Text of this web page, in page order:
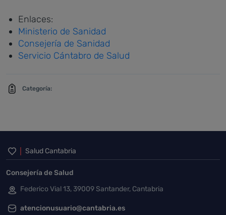
Enlaces:
Ministerio de Sanidad
Consejería de Sanidad
Servicio Cántabro de Salud
Categoría:
Inicio del pie de página
Salud Cantabria
Consejería de Salud
Federico Vial 13, 39009 Santander, Cantabria
atencionusuario@cantabria.es